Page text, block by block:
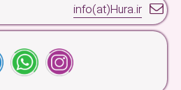
info(at)Hura.ir